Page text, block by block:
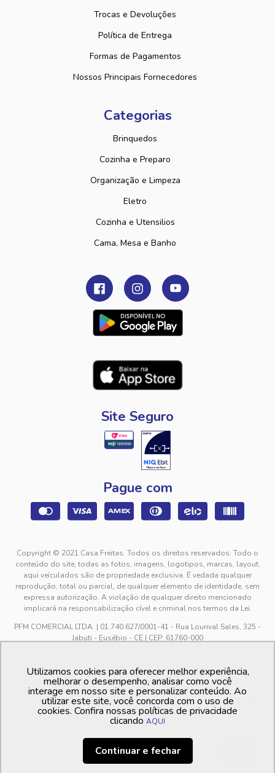
Trocas e Devoluções
Política de Entrega
Formas de Pagamentos
Nossos Principais Fornecedores
Categorias
Brinquedos
Cozinha e Preparo
Organização e Limpeza
Eletro
Cozinha e Utensilios
Cama, Mesa e Banho
Site Seguro
Pague com
Copyright © 2021 Casa Freitas. Todos os direitos reservados. Todo o
conteúdo do site, todas as fotos, imagens, logotipos, marcas, layout,
aqui veículados são de propriedade exclusiva. É vedada qualquer
reprodução, total ou parcial, de qualquer elemento de identidade, sem
expressa autorização. A violação de qualquer direito mencionado
implicará na responsabilização cível e criminal nos termos da Lei.
PFM COMERCIAL LTDA. | 01.740.627/0001-41 - Rua Lourival Sales, 325 -
Jabuti - Eusébio - CE | CEP: 61760-000
feriados.
Os preços dos produtos estão sujeitos a alteração sem aviso prévio. O
preço valido é sempre o apresentado no momento da finalização da
compra, no carrinho de compras.
Utilizamos cookies para oferecer melhor experiência,
melhorar o desempenho, analisar como você
interage em nosso site e personalizar conteúdo. Ao
utilizar este site, você concorda com o uso de
cookies. Confira nossas políticas de privacidade
clicando AQUI
Continuar e fechar